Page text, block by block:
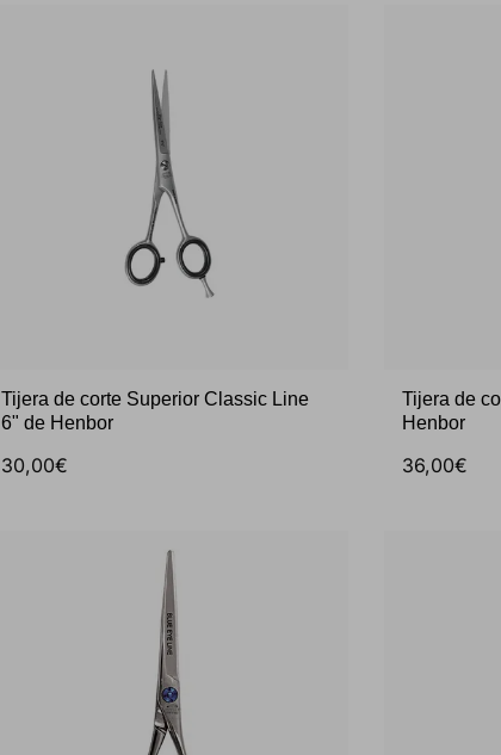
Tijera de corte Superior Classic Line
6" de Henbor
30,00€
Tijera de
Henbor
36,00€